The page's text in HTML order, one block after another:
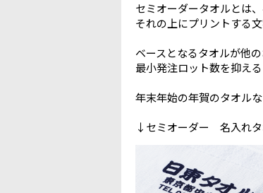
セミオーダータオルとは
それの上にプリントする
ベースとなるタオルが他
最小発注ロット数を抑え
年末年始の年賀のタオル
↓セミオーダー 名入れタ